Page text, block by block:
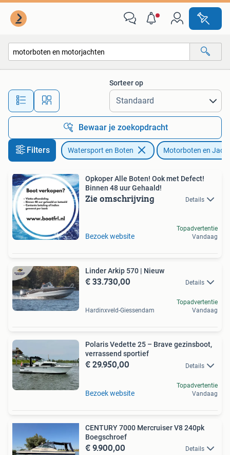
Alle afstanden…
Sorteer op
Bewaar je zoekopdracht
Filters Watersport en Boten Motorboten en
Opkoper Alle Boten! Ook met Defect!
Binnen 48 uur Gehaald!
Zie omschrijving Details
Bezoek website
Topadvertentie
Vandaag
Linder Arkip 570 | Nieuw
€ 33.730,00 Details
Hardinxveld-Giessendam
Topadvertentie
Vandaag
Polaris Vedette 25 – Brave gezinsboot,
verrassend sportief
€ 29.950,00 Details
Bezoek website
Topadvertentie
Vandaag
CENTURY 7000 Mercruiser V8 240pk
Boegschroef
€ 9.900,00 Details